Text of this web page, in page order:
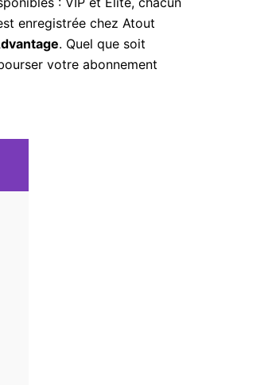
enregistrée chez Atout
. Quel que soit
votre abonnement